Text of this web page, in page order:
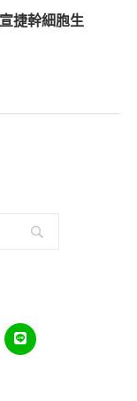
捷幹細胞生